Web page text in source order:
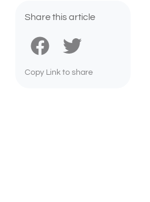
Share this article
Copy Link to share